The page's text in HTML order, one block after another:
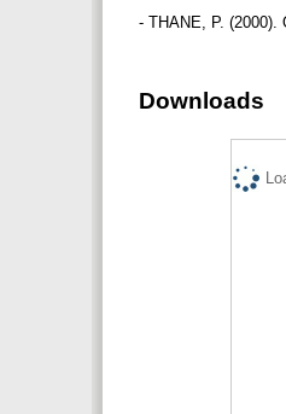
- THANE, P.
Downloads